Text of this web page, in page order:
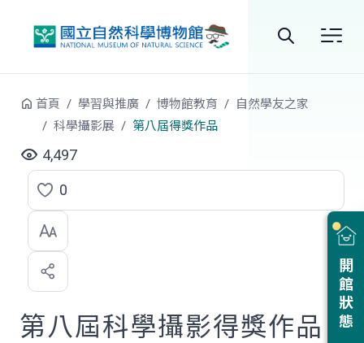
站
開館狀態
首頁 學習與推廣 博物館教育
自然學友之家
科學攝影展
第八屆得獎作品
4,497
點
選
喜
歡
0
第八屆科學攝影得獎作品